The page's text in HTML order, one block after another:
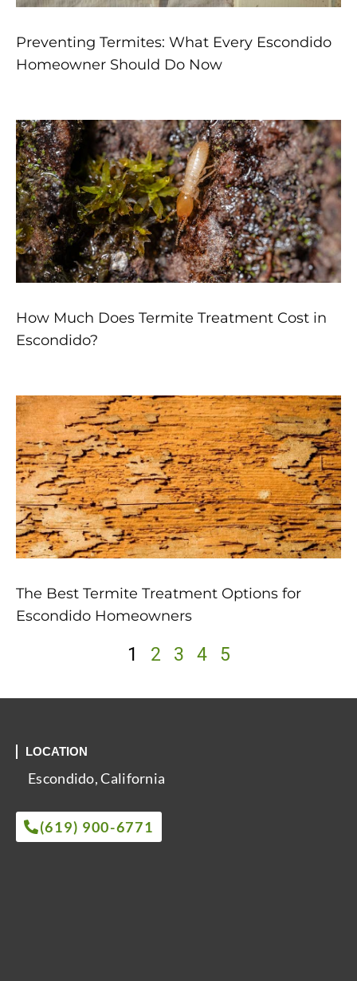
Preventing Termites: What Every Escondido
Homeowner Should Do Now
How Much Does Termite Treatment Cost in
Escondido?
The Best Termite Treatment Options for
Escondido Homeowners
1 2 3 4 5
LOCATION
Escondido, California
(619) 900-6771